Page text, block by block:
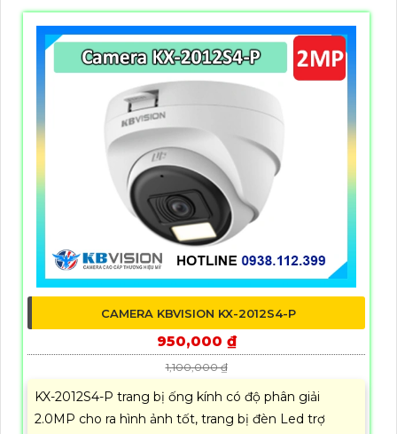
CAMERA KBVISION KX-2012S4-P
950,000 ₫
1,100,000 ₫
KX-2012S4-P trang bị ống kính có độ phân giải
2.0MP cho ra hình ảnh tốt, trang bị đèn Led trợ